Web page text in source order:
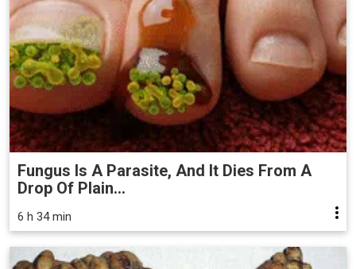
Fungus Is A Parasite, And It Dies From A
Drop Of Plain...
6 h 34 min